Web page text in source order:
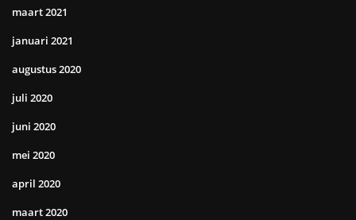
maart 2021
januari 2021
augustus 2020
juli 2020
juni 2020
mei 2020
april 2020
maart 2020